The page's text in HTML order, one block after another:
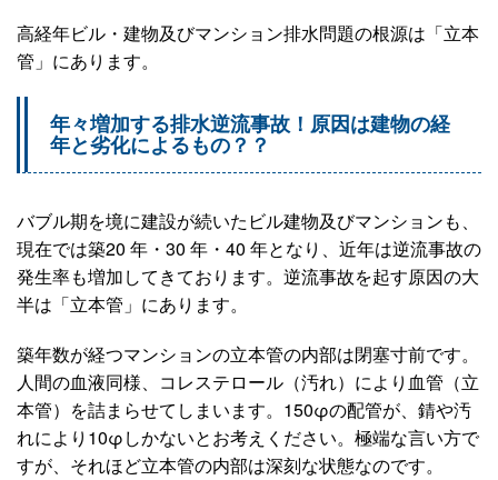
高経年ビル・建物及びマンション排水問題の根源は「立本
管」にあります。
年々増加する排水逆流事故！原因は建物の経
年と劣化によるもの？？
バブル期を境に建設が続いたビル建物及びマンションも、
現在では築20 年・30 年・40 年となり、近年は逆流事故の
発生率も増加してきております。逆流事故を起す原因の大
半は「立本管」にあります。
築年数が経つマンションの立本管の内部は閉塞寸前です。
人間の血液同様、コレステロール（汚れ）により血管（立
本管）を詰まらせてしまいます。150φの配管が、錆や汚
れにより10φしかないとお考えください。極端な言い方で
すが、それほど立本管の内部は深刻な状態なのです。